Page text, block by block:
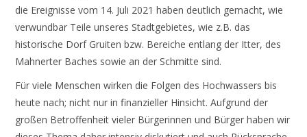
die Ereignisse vom 14. Juli 2021 haben deutlich gemacht, wie
verwundbar Teile unseres Stadtgebietes, wie z.B. das
historische Dorf Gruiten bzw. Bereiche entlang der Itter, des
Mahnerter Baches sowie an der Schmitte sind.
Für viele Menschen wirken die Folgen des Hochwassers bis
heute nach; nicht nur in finanzieller Hinsicht. Aufgrund der
großen Betroffenheit vieler Bürgerinnen und Bürger haben wir